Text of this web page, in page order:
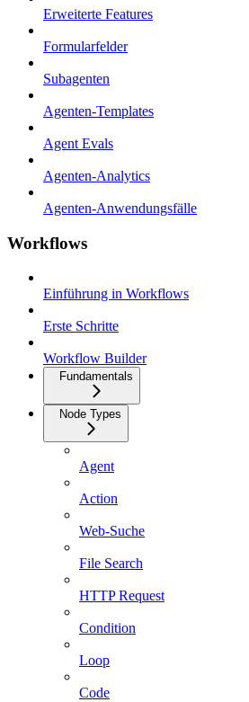
Erweiterte Features
Formularfelder
Subagenten
Agenten-Templates
Agent Evals
Agenten-Analytics
Agenten-Anwendungsfälle
Workflows
Einführung in Workflows
Erste Schritte
Workflow Builder
Fundamentals
Node Types
Agent
Action
Web-Suche
File Search
HTTP Request
Condition
Loop
Code